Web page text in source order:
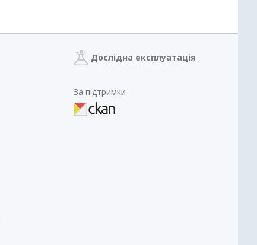
Дослідна експлуатація
За підтримки